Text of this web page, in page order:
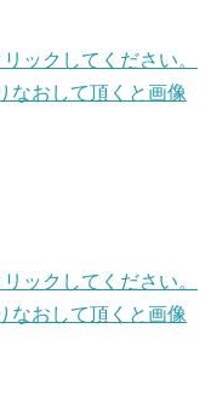
ックしてください。
なおして頂くと画像
ックしてください。
なおして頂くと画像